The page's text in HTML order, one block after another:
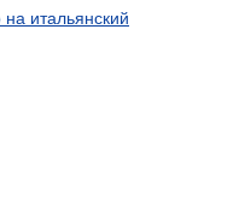
на итальянский